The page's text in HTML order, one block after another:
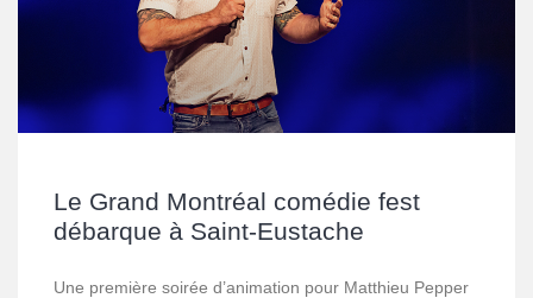
Le Grand Montréal comédie fest
débarque à Saint-Eustache
Une première soirée d’animation pour Matthieu Pepper